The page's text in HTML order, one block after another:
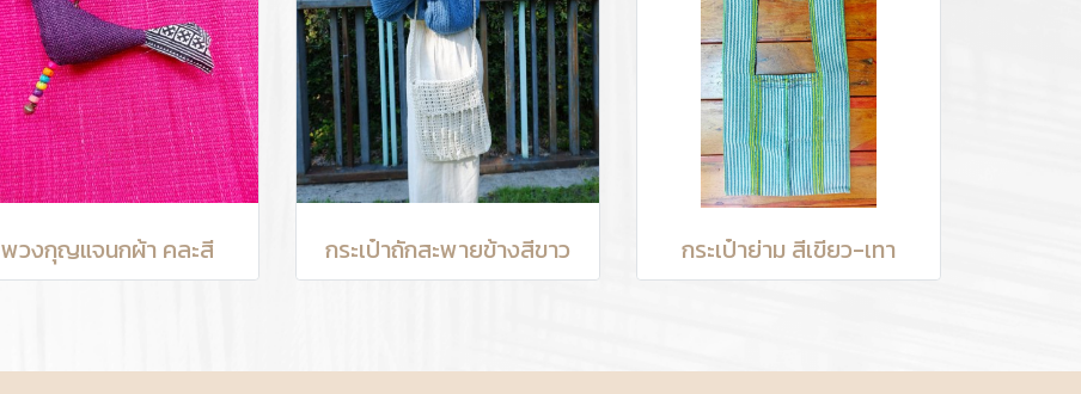
พวงกุญแจนกผ้า คละสี กระเป๋าถักสะพายข้างสีขาว กระเป๋าย่าม สีเขียว-เทา